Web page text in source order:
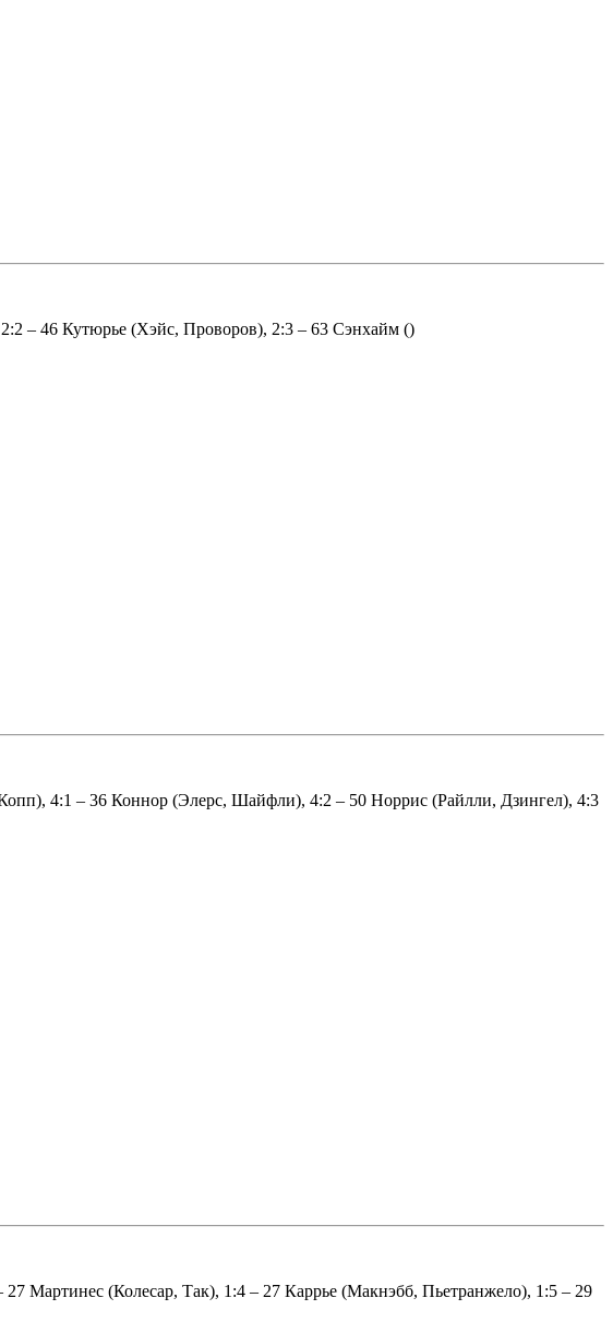
– 46 Кутюрье (Хэйс, Проворов), 2:3 – 63 Сэнхайм ()
4:1 – 36 Коннор (Элерс, Шайфли), 4:2 – 50 Норрис (Райлли, Дзингел), 4:3
Мартинес (Колесар, Так), 1:4 – 27 Каррье (Макнэбб, Пьетранжело), 1:5 – 29